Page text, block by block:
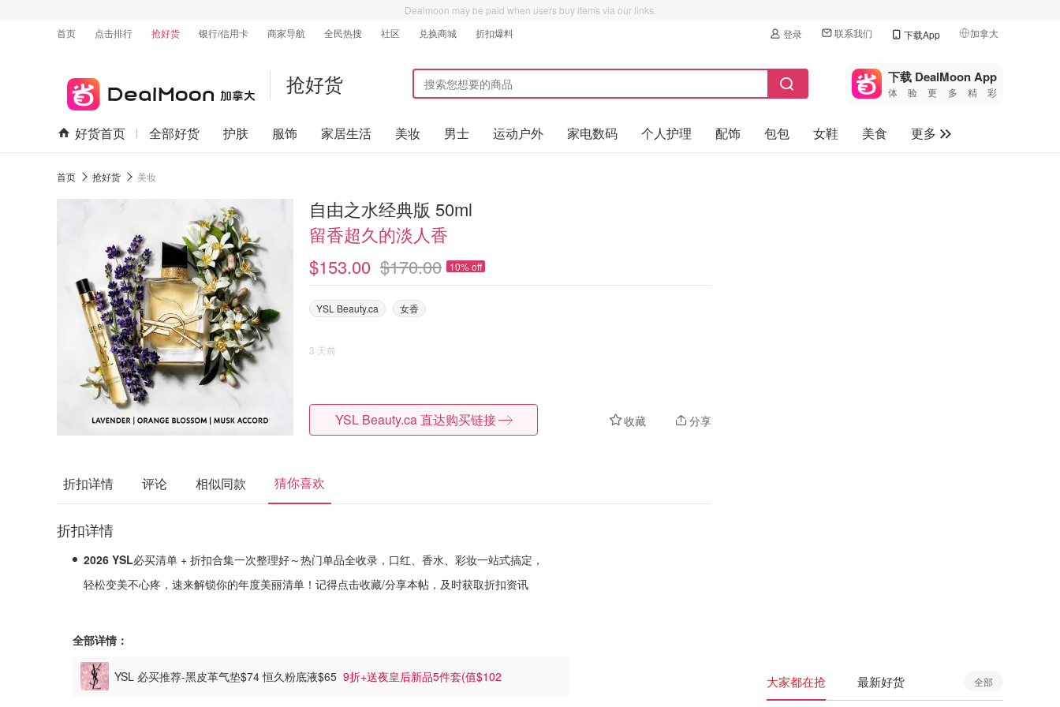
Dealmoon may be paid when users buy items via our links.
首页
点击排行 抢好货 银行/信用卡 商家导航 全民热搜 社区 兑换商城 折扣爆料 登录 联系我们 下载App 加拿大
🇺🇸
美国
🇨🇳中国
🇨🇦加拿大
抢好货 下载 DealMoon App
体验更多精彩
好货首页 全部好货 护肤 服饰 家居生活 美妆 男士 运动户外 家电数码 个人护理 配饰 包包 女鞋 美食
更多
首页 抢好货 美妆
自由之水经典版 50ml
留香超久的淡人香
$153.00 $170.00 10% off
YSL Beauty.ca 女香
3 天前
收藏 分享
YSL Beauty.ca 直达购买链接
折扣详情 评论 相似同款 猜你喜欢
折扣详情
2026 YSL必买清单 + 折扣合集一次整理好～热门单品全收录，口红、香水、彩妆一站式搞定，
轻松变美不心疼，速来解锁你的年度美丽清单！ 记得点击收藏/分享本帖，及时获取折扣资讯
全部详情：
YSL 必买推荐-黑皮革气垫$74 恒久粉底液$65 9折+送夜皇后新品5件套(值$102 大家都在抢 最新好货 全部